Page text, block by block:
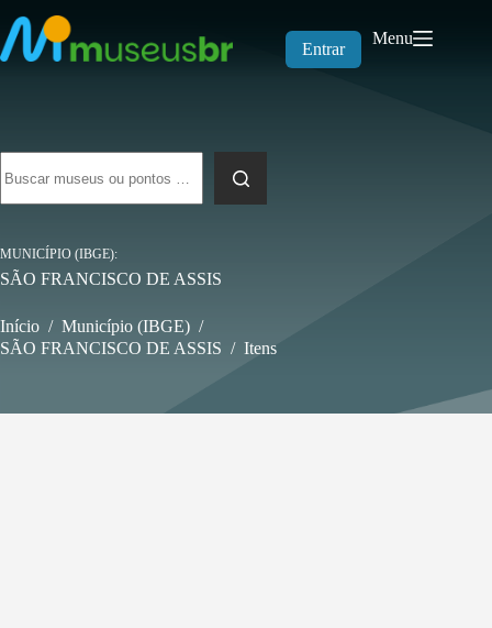
para
o
conteúdo
Entrar
Menu
resultados
MUNICÍPIO (IBGE)
SÃO FRANCISCO DE ASSIS
Início / Município (IBGE) /
SÃO FRANCISCO DE ASSIS / Itens